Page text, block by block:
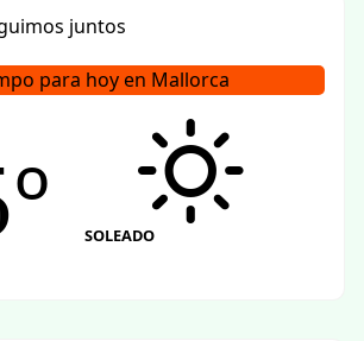
para hoy en Mallorca
SOLEADO